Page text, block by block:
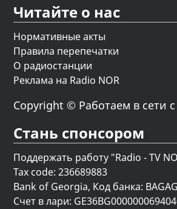
Читайте о нас
Нормативные акты
Правила перепечатки
О радиостанции
Реклама на Radio NOR
Copyright © Работаем в сети с
Стань спонсором
Поддержать работу "Radio - TV
Tax code: 236689883
Bank of Georgia, Код банка:
Счет в лари: